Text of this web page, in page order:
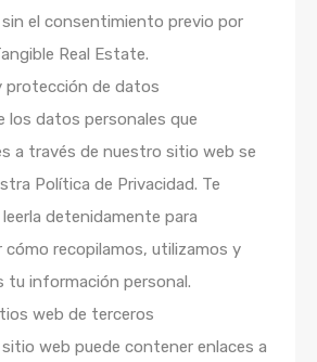
el consentimiento previo por
Real Estate.
protección de datos
los datos personales que
a través de nuestro sitio web se
Política de Privacidad. Te
detenidamente para
cómo recopilamos, utilizamos y
tu información personal.
web de terceros
sitio web puede contener enlaces a